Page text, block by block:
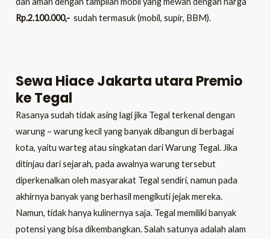
Rp.2.100.000,- sudah termasuk (mobil, supir, BBM).
Sewa Hiace Jakarta utara Premio
ke Tegal
Rasanya sudah tidak asing lagi jika Tegal terkenal dengan
warung – warung kecil yang banyak dibangun di berbagai
kota, yaitu warteg atau singkatan dari Warung Tegal. Jika
ditinjau dari sejarah, pada awalnya warung tersebut
diperkenalkan oleh masyarakat Tegal sendiri, namun pada
akhirnya banyak yang berhasil mengikuti jejak mereka.
Namun, tidak hanya kulinernya saja. Tegal memiliki banyak
potensi yang bisa dikembangkan. Salah satunya adalah alam